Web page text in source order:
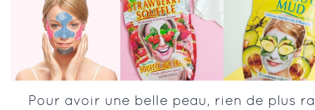
Pour avoir une belle peau, rien de plus